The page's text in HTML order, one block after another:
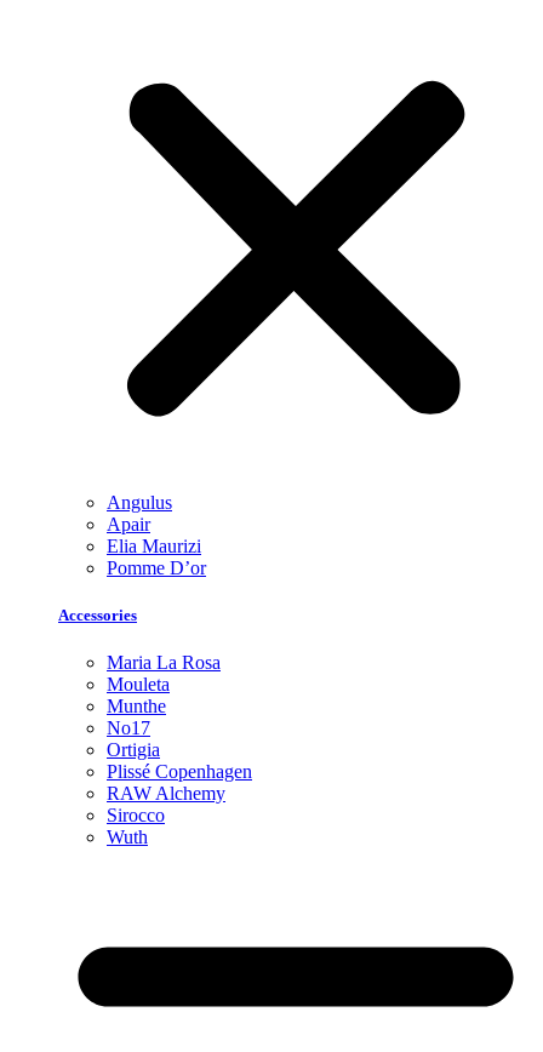
Angulus
Apair
Elia Maurizi
Pomme D’or
Accessories
Maria La Rosa
Mouleta
Munthe
No17
Ortigia
Plissé Copenhagen
RAW Alchemy
Sirocco
Wuth